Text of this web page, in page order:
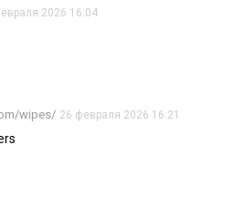
2026 16:04
wipes/ 26 февраля 2026 16:21